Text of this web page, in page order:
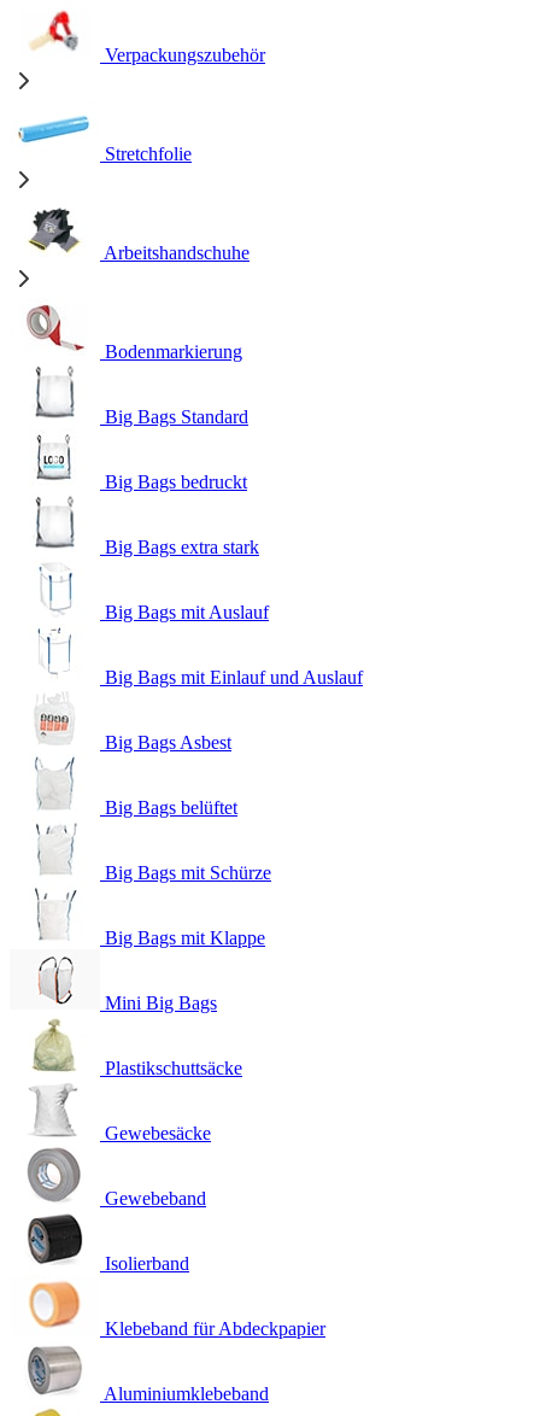
Verpackungszubehör
Stretchfolie
Arbeitshandschuhe
Bodenmarkierung
Big Bags Standard
Big Bags bedruckt
Big Bags extra stark
Big Bags mit Auslauf
Big Bags mit Einlauf und Auslauf
Big Bags Asbest
Big Bags belüftet
Big Bags mit Schürze
Big Bags mit Klappe
Mini Big Bags
Plastikschuttsäcke
Gewebesäcke
Gewebeband
Isolierband
Klebeband für Abdeckpapier
Aluminiumklebeband